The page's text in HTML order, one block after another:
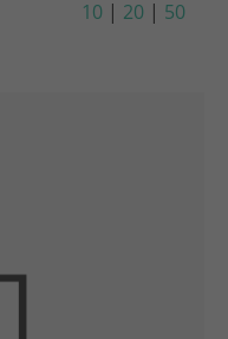
10 | 20 | 50